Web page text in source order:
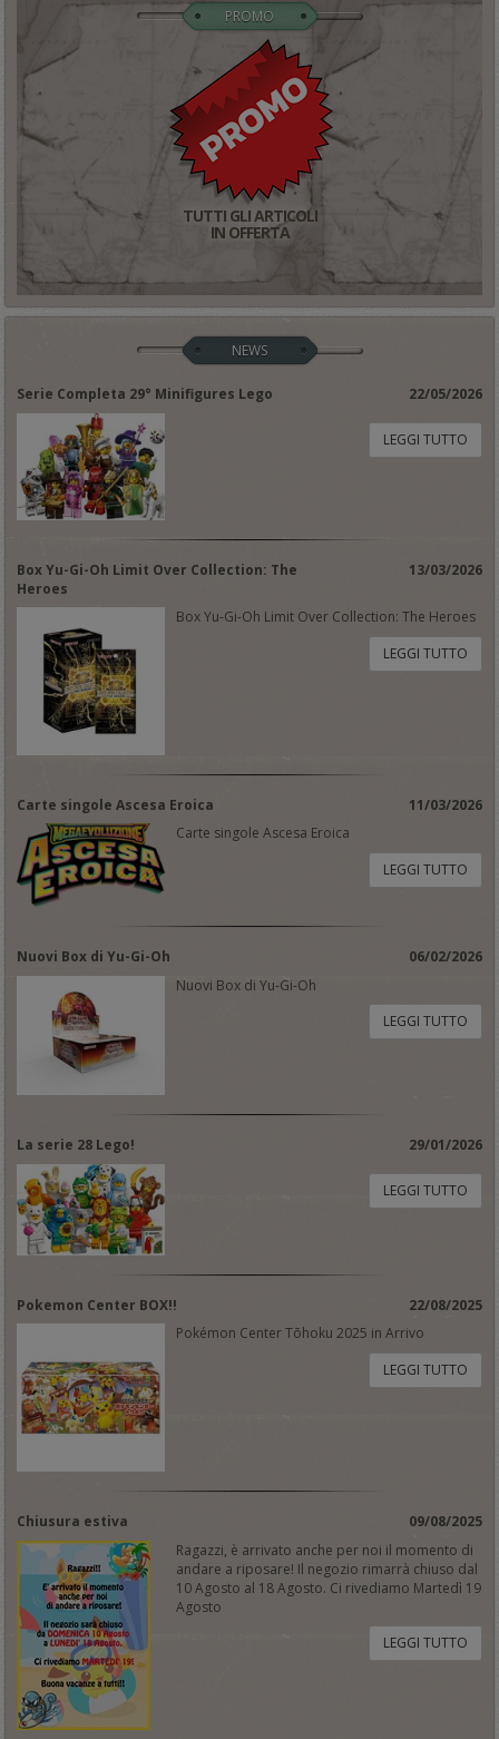
PROMO
TUTTI GLI ARTICOLI
IN OFFERTA
NEWS
Serie Completa 29° Minifigures Lego 22/05/2026
LEGGI TUTTO
Box Yu-Gi-Oh Limit Over Collection: The
Heroes
13/03/2026
Box Yu-Gi-Oh Limit Over Collection: The Heroes
LEGGI TUTTO
Carte singole Ascesa Eroica
11/03/2026
Carte singole Ascesa Eroica
LEGGI TUTTO
Nuovi Box di Yu-Gi-Oh
06/02/2026
Nuovi Box di Yu-Gi-Oh
LEGGI TUTTO
La serie 28 Lego! 29/01/2026
LEGGI TUTTO
Pokemon Center BOX!!
22/08/2025
Pokémon Center Tōhoku 2025 in Arrivo
LEGGI TUTTO
Chiusura estiva
09/08/2025
Ragazzi, è arrivato anche per noi il momento di
andare a riposare! Il negozio rimarrà chiuso dal
10 Agosto al 18 Agosto. Ci rivediamo Martedì 19
Agosto
LEGGI TUTTO